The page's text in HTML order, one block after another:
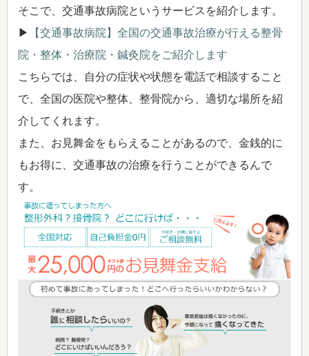
そこで、交通事故病院というサービスを紹介します。
▶
【交通事故病院】全国の交通事故治療が行える整骨
院・整体・治療院・鍼灸院をご紹介します
こちらでは、自分の症状や状態を電話で相談すること
で、全国の医院や整体、整骨院から、適切な場所を紹
介してくれます。
また、お見舞金をもらえることがあるので、金銭的に
もお得に、交通事故の治療を行うことができるんで
す。